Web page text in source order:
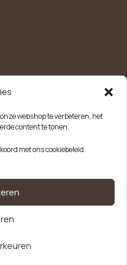
webshop te verbeteren, het
content te tonen.
met ons cookiebeleid.
en handige tips.
Btw-nummer: NL863646165B01